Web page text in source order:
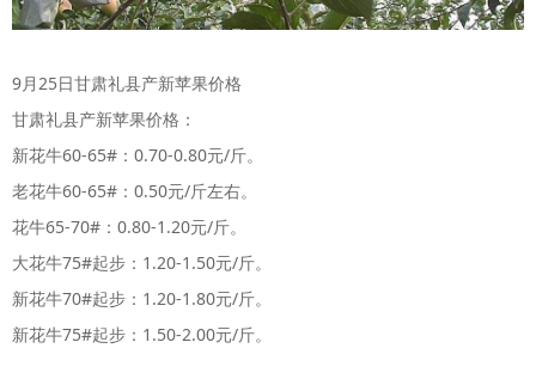
9月25日甘肃礼县产新苹果价格
甘肃礼县产新苹果价格：
新花牛60-65#：0.70-0.80元/斤。
老花牛60-65#：0.50元/斤左右。
花牛65-70#：0.80-1.20元/斤。
大花牛75#起步：1.20-1.50元/斤。
新花牛70#起步：1.20-1.80元/斤。
新花牛75#起步：1.50-2.00元/斤。